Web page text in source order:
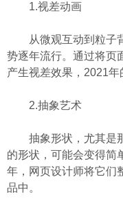
1.视差动画
从微观互动到粒子背
势逐年流行。通过将页
产生视差效果，2021年
2.抽象艺术
抽象形状，尤其是那
的形状，可能会变得简
年，网页设计师将它们
品中。